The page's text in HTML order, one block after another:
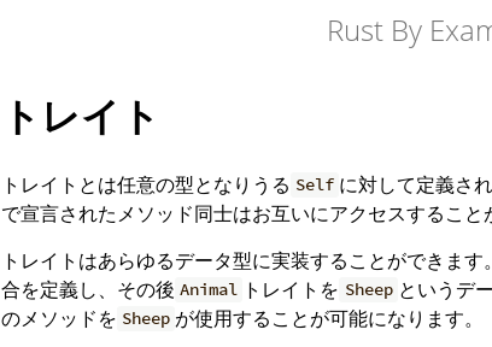
Rust By
トレイト
トレイトとは任意の型となりうる Self に対して定義さ
で宣言されたメソッド同士はお互いにアクセスすること
トレイトはあらゆるデータ型に実装することができま
合を定義し、その後 Animal トレイトを Sheep というデ
のメソッドを Sheep が使用することが可能になります。